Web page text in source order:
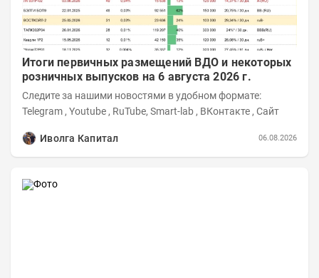
Итоги первичных размещений ВДО и некоторых
розничных выпусков на 6 августа 2026 г.
Следите за нашими новостями в удобном формате:
Telegram , Youtube , RuTube, Smart-lab , ВКонтакте , Сайт
Иволга Капитал 06.08.2026